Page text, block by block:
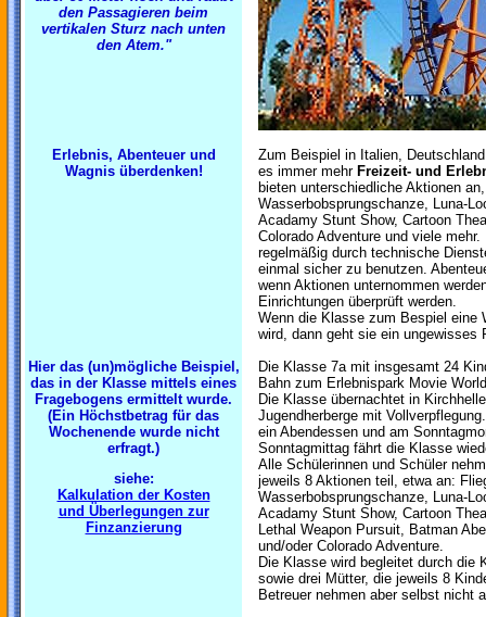
den Passagieren beim
vertikalen Sturz nach unten
den Atem."
Erlebnis, Abenteuer und
Wagnis überdenken!
Zum Beispiel in Italien,
es immer mehr Freizeit- und
bieten unterschiedliche Aktionen
Wasserbobsprungschanze, Luna-
Acadamy Stunt Show, Cartoon
Colorado Adventure und viele
regelmäßig durch technische
einmal sicher zu benutzen.
wenn Aktionen unternommen
Einrichtungen überprüft werden.
Wenn die Klasse zum Bespiel eine
wird, dann geht sie ein ungewisses
Hier das (un)mögliche Beispiel,
das in der Klasse mittels eines
Fragebogens ermittelt wurde.
(Ein Höchstbetrag für das
Wochenende wurde nicht
erfragt.)
siehe:
Kalkulation der Kosten
und Überlegungen zur
Finzanzierung
Die Klasse 7a mit insgesamt 24
Bahn zum Erlebnispark Movie
Die Klasse übernachtet in
Jugendherberge mit
ein Abendessen und am
Sonntagmittag fährt die Klasse
Alle Schülerinnen und Schüler
jeweils 8 Aktionen teil, etwa an:
Wasserbobsprungschanze, Luna-
Acadamy Stunt Show, Cartoon
Lethal Weapon Pursuit, Batman
und/oder Colorado Adventure.
Die Klasse wird begleitet durch die
sowie drei Mütter, die jeweils 8
Betreuer nehmen aber selbst nicht